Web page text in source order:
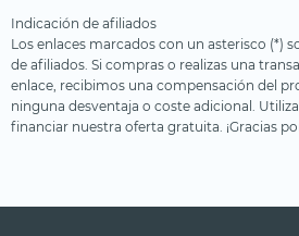
Indicación de afiliados
Los enlaces marcados con un asterisco (*)
de afiliados. Si compras o realizas una
enlace, recibimos una compensación del
ninguna desventaja o coste adicional.
financiar nuestra oferta gratuita. ¡Gracias